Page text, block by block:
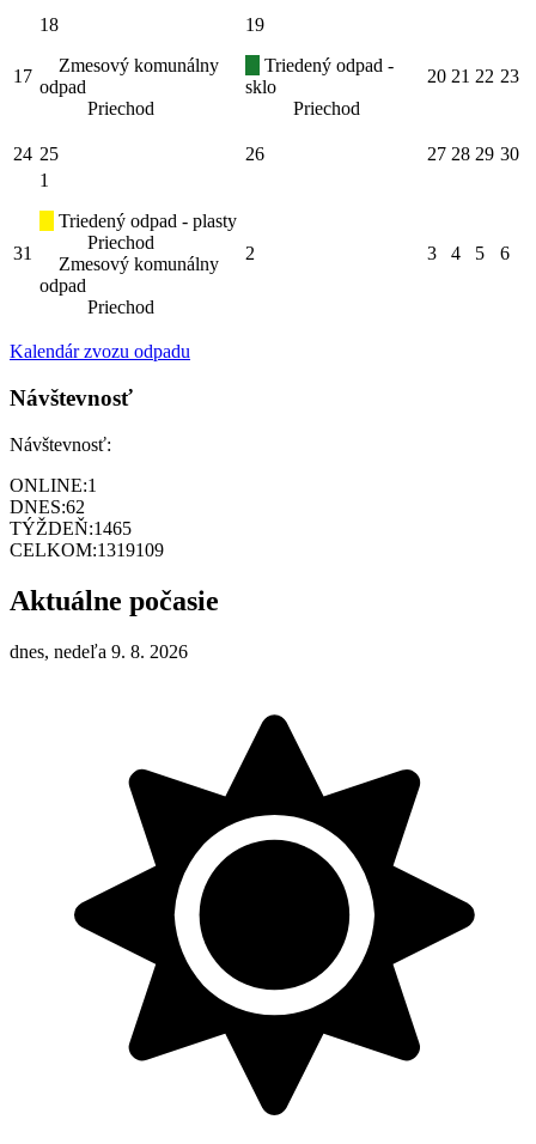
17
18
Zmesový komunálny
odpad
Priechod
19
Triedený odpad -
sklo
Priechod
20 21 22 23
24 25 26 27 28 29 30
31
1
Triedený odpad - plasty
Priechod
Zmesový komunálny
odpad
Priechod
2 3 4 5 6
Kalendár zvozu odpadu
Návštevnosť
Návštevnosť:
ONLINE:1
DNES:62
TÝŽDEŇ:1465
CELKOM:1319109
Aktuálne počasie
dnes, nedeľa 9. 8. 2026